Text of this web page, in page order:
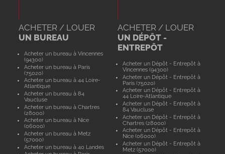
ACHETER / LOUER
UN BUREAU
Acheter un bureau à Vincennes
(94300)
Acheter un bureau à Paris
(75020)
Acheter un bureau à 44 Loire-
Atlantique
Acheter un bureau à 84
Vaucluse
Acheter un bureau à Chartres
(28000)
Acheter un bureau à Nice
(06000)
Acheter un bureau à Metz
(57000)
Acheter un bureau à 40 Landes
ACHETER / LOUER
UN DÉPÔT -
ENTREPÔT
Acheter un Dépôt - Entrepôt à
Vincennes (94300)
Acheter un Dépôt - Entrepôt à
Paris (75020)
Acheter un Dépôt - Entrepôt à
44 Loire-Atlantique
Acheter un Dépôt - Entrepôt à
84 Vaucluse
Acheter un Dépôt - Entrepôt à
Chartres (28000)
Acheter un Dépôt - Entrepôt à
Nice (06000)
Acheter un Dépôt - Entrepôt à
Metz (57000)